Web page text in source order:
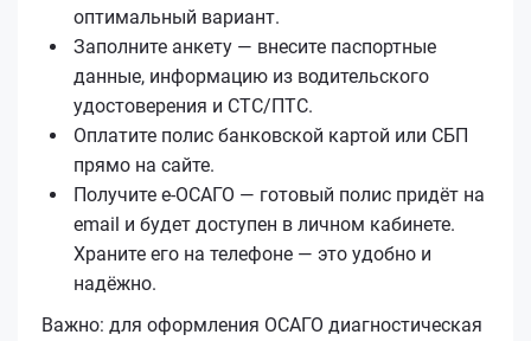
оптимальный вариант.
Заполните анкету — внесите паспортные
данные, информацию из водительского
удостоверения и СТС/ПТС.
Оплатите полис банковской картой или СБП
прямо на сайте.
Получите е‑ОСАГО — готовый полис придёт на
email и будет доступен в личном кабинете.
Храните его на телефоне — это удобно и
надёжно.
Важно: для оформления ОСАГО диагностическая